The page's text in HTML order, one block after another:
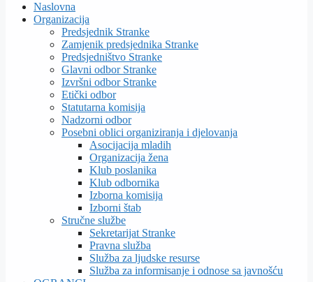
Naslovna
Organizacija
Predsjednik Stranke
Zamjenik predsjednika Stranke
Predsjedništvo Stranke
Glavni odbor Stranke
Izvršni odbor Stranke
Etički odbor
Statutarna komisija
Nadzorni odbor
Posebni oblici organiziranja i djelovanja
Asocijacija mladih
Organizacija žena
Klub poslanika
Klub odbornika
Izborna komisija
Izborni štab
Stručne službe
Sekretarijat Stranke
Pravna služba
Služba za ljudske resurse
Služba za informisanje i odnose sa javnošću